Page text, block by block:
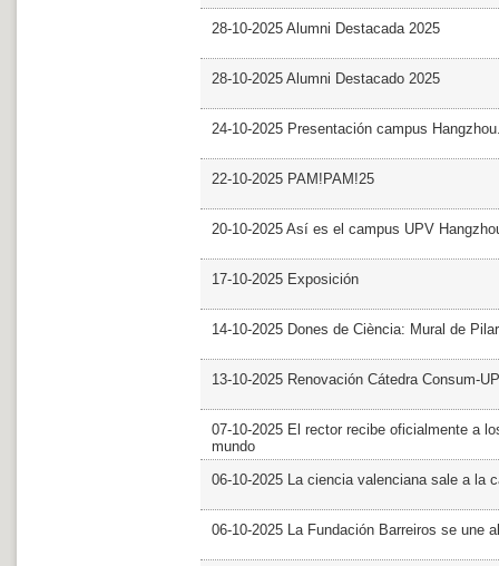
28-10-2025 Alumni Destacada 2025
28-10-2025 Alumni Destacado 2025
24-10-2025 Presentación campus
22-10-2025 PAM!PAM!25
20-10-2025 Así es el campus UPV
17-10-2025 Exposición
14-10-2025 Dones de Ciència: Mural de
13-10-2025 Renovación Cátedra Consum-
07-10-2025 El rector recibe oficialmente a
mundo
06-10-2025 La ciencia valenciana sale a la
06-10-2025 La Fundación Barreiros se une